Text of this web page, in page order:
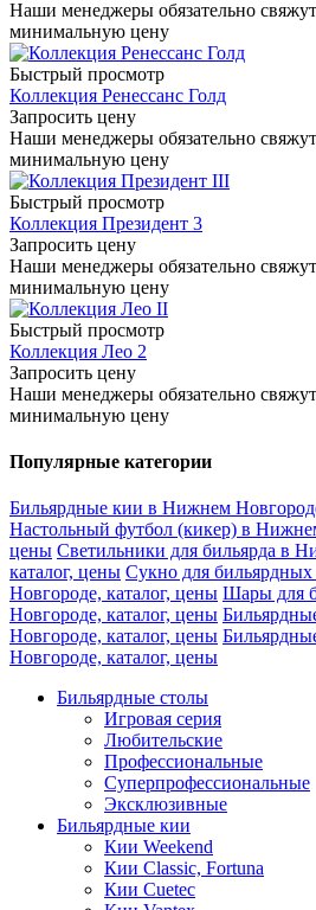
Наши менеджеры обязательно
минимальную цену
Быстрый просмотр
Коллекция Ренессанс Голд
Запросить цену
Наши менеджеры обязательно
минимальную цену
Быстрый просмотр
Коллекция Президент 3
Запросить цену
Наши менеджеры обязательно
минимальную цену
Быстрый просмотр
Коллекция Лео 2
Запросить цену
Наши менеджеры обязательно
минимальную цену
Популярные категории
Бильярдные кии в Нижнем
Настольный футбол (кикер) в
цены Светильники для бильярда в
каталог, цены Сукно для
Новгороде, каталог, цены Шары для
Новгороде, каталог, цены
Новгороде, каталог, цены
Новгороде, каталог, цены
Бильярдные столы
Игровая серия
Любительские
Профессиональные
Суперпрофессиональные
Эксклюзивные
Бильярдные кии
Кии Weekend
Кии Classic, Fortuna
Кии Cuetec